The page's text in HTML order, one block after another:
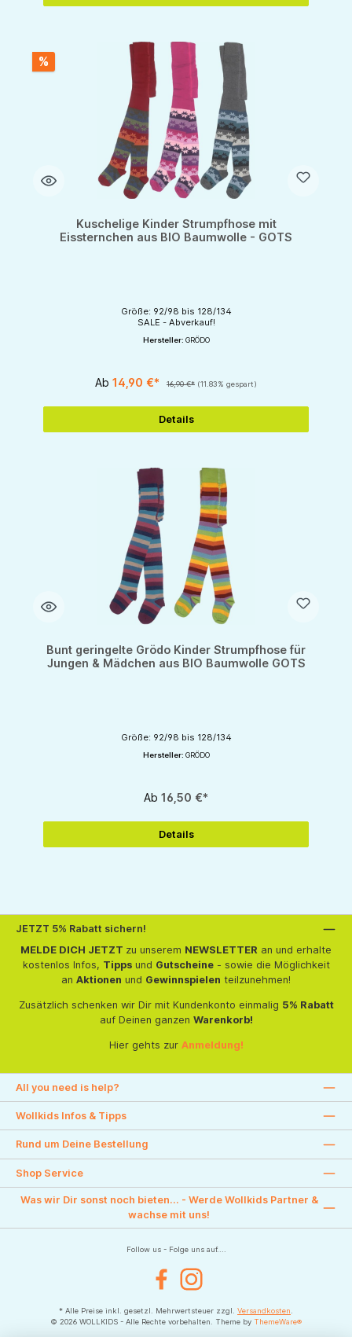
%
Kuschelige Kinder Strumpfhose mit
Eissternchen aus BIO Baumwolle - GOTS
Größe: 92/98 bis 128/134
SALE - Abverkauf!
Hersteller: GRÖDO
Ab 14,90 €* 16,90 €* (11.83% gespart)
Details
Bunt geringelte Grödo Kinder Strumpfhose für
Jungen & Mädchen aus BIO Baumwolle GOTS
Größe: 92/98 bis 128/134
Hersteller: GRÖDO
Ab 16,50 €*
Details
JETZT 5% Rabatt sichern!
MELDE DICH JETZT zu unserem NEWSLETTER an und erhalte
kostenlos Infos, Tippsund Gutscheine- sowie die Möglichkeit
an Aktionen und Gewinnspielen teilzunehmen!
Zusätzlich schenken wir Dir mit Kundenkonto einmalig 5% Rabatt
auf Deinen ganzen Warenkorb!
Hier gehts zur Anmeldung!
All you need is help?
Wollkids Infos & Tipps
Rund um Deine Bestellung
Shop Service
Was wir Dir sonst noch bieten... - Werde Wollkids Partner &
wachse mit uns!
Follow us - Folge uns auf....
FacebookInstagram
* Alle Preise inkl. gesetzl. Mehrwertsteuer zzgl. Versandkosten.
© 2026 WOLLKIDS - Alle Rechte vorbehalten. Theme by ThemeWare®